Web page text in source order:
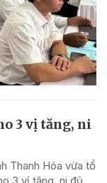
3 vị tăng, ni
Thanh Hóa vừa tổ